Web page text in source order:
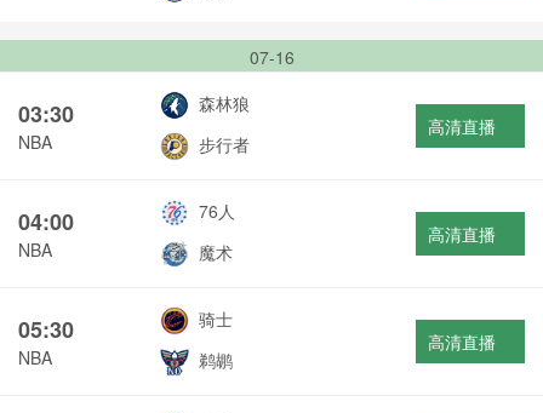
07-16
03:30
NBA
森林狼
步行者
高清直播
04:00
NBA
76人
魔术
高清直播
05:30
NBA
骑士
鹈鹕
高清直播